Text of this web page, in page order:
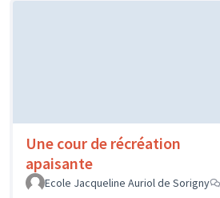
Une cour de récréation
apaisante
Ecole Jacqueline Auriol de Sorigny